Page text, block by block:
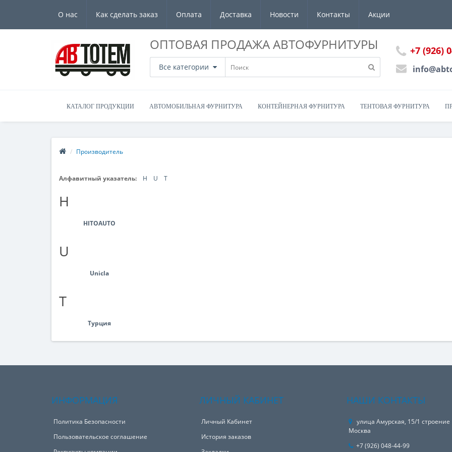
О нас Как сделать заказ Оплата Доставка Новости Контакты Акции
ОПТОВАЯ ПРОДАЖА АВТОФУРНИТУРЫ
Все категории
+7 (926)
КАТАЛОГ ПРОДУКЦИИ АВТОМОБИЛЬНАЯ ФУРНИТУРА КОНТЕЙНЕРНАЯ ФУРНИТУРА ТЕНТОВАЯ ФУРНИТУРА
Производитель
Алфавитный указатель: H U Т
H
HITOAUTO
U
Unicla
Т
Турция
ИНФОРМАЦИЯ
Политика Безопасности
Пользовательское соглашение
ЛИЧНЫЙ КАБИНЕТ
Личный Кабинет
История заказов
НАШИ КОНТАКТЫ
улица Амурская, 15/1 строение
Москва
+7 (926) 048-44-99